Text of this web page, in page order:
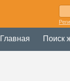
Главная Поиск